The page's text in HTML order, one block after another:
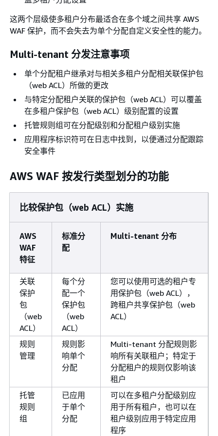
这两个层级使多租户分布最适合在多个域之间共享 AWS
WAF 保护，而不会失去为单个分配自定义安全性的能力。
Multi-tenant 分发注意事项
单个分配租户继承对与相关多租户分配相关联保护包
（web ACL）所做的更改
与特定分配租户关联的保护包（web ACL）可以覆盖
在多租户保护包（web ACL）级别配置的设置
托管规则组可在分配级别和分配租户级别实施
应用程序标识符可在日志中找到，以便通过分配跟踪
安全事件
AWS WAF 按发行类型划分的功能
比较保护包（web ACL）实施
AWS
WAF
特征
标准分
配
Multi-tenant 分布
关联
保护
包
（web
ACL）
每个分
配一个
保护包
（web
ACL）
您可以使用可选的租户专
用保护包（web ACL），
跨租户共享保护包（web
ACL）
规则
管理
规则影
响单个
分配
Multi-tenant 分配规则影
响所有关联租户；特定于
分配租户的规则仅影响该
租户
托管
规则
组
已应用
于单个
分配
可以在多租户分配级别应
用于所有租户，也可以在
租户级别应用于特定应用
程序